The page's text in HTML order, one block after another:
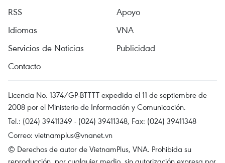
RSS
Apoyo
Idiomas
VNA
Servicios de Noticias
Publicidad
Contacto
Licencia No. 1374/GP-BTTTT expedida el 11 de septiembre de
2008 por el Ministerio de Información y Comunicación.
Tel.: (024) 39411349 - (024) 39411348, Fax: (024) 39411348
Correo: vietnamplus@vnanet.vn
© Derechos de autor de VietnamPlus, VNA. Prohibida su
reproducción, por cualquier medio, sin autorización expresa por